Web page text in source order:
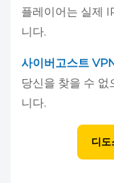
플레이어는 실제
니다.
사이버고스트
당신을 찾을 수 없
니다.
디도